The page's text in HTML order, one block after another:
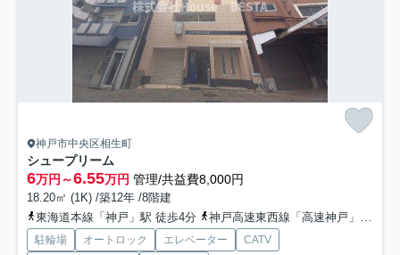
神戸市中央区相生町
シュープリーム
6万円～6.55万円 管理/共益費8,000円
18.20㎡ (1K) /築12年 /8階建
東海道本線「神戸」駅 徒歩4分
神戸高速東西線「高速神戸」駅 徒歩6分
駐輪場 オートロック エレベーター
CATV